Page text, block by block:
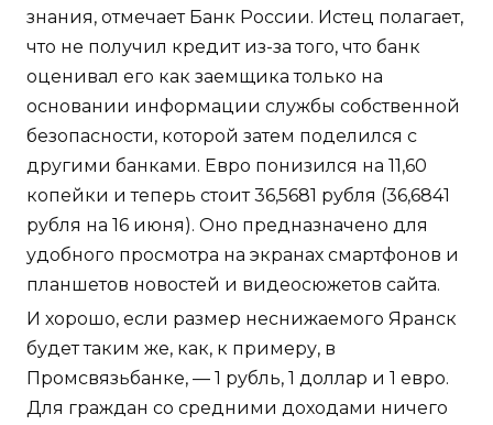
знания, отмечает Банк России. Истец полагает,
что не получил кредит из-за того, что банк
оценивал его как заемщика только на
основании информации службы собственной
безопасности, которой затем поделился с
другими банками. Евро понизился на 11,60
копейки и теперь стоит 36,5681 рубля (36,6841
рубля на 16 июня). Оно предназначено для
удобного просмотра на экранах смартфонов и
планшетов новостей и видеосюжетов сайта.
И хорошо, если размер неснижаемого Яранск
будет таким же, как, к примеру, в
Промсвязьбанке, — 1 рубль, 1 доллар и 1 евро.
Для граждан со средними доходами ничего